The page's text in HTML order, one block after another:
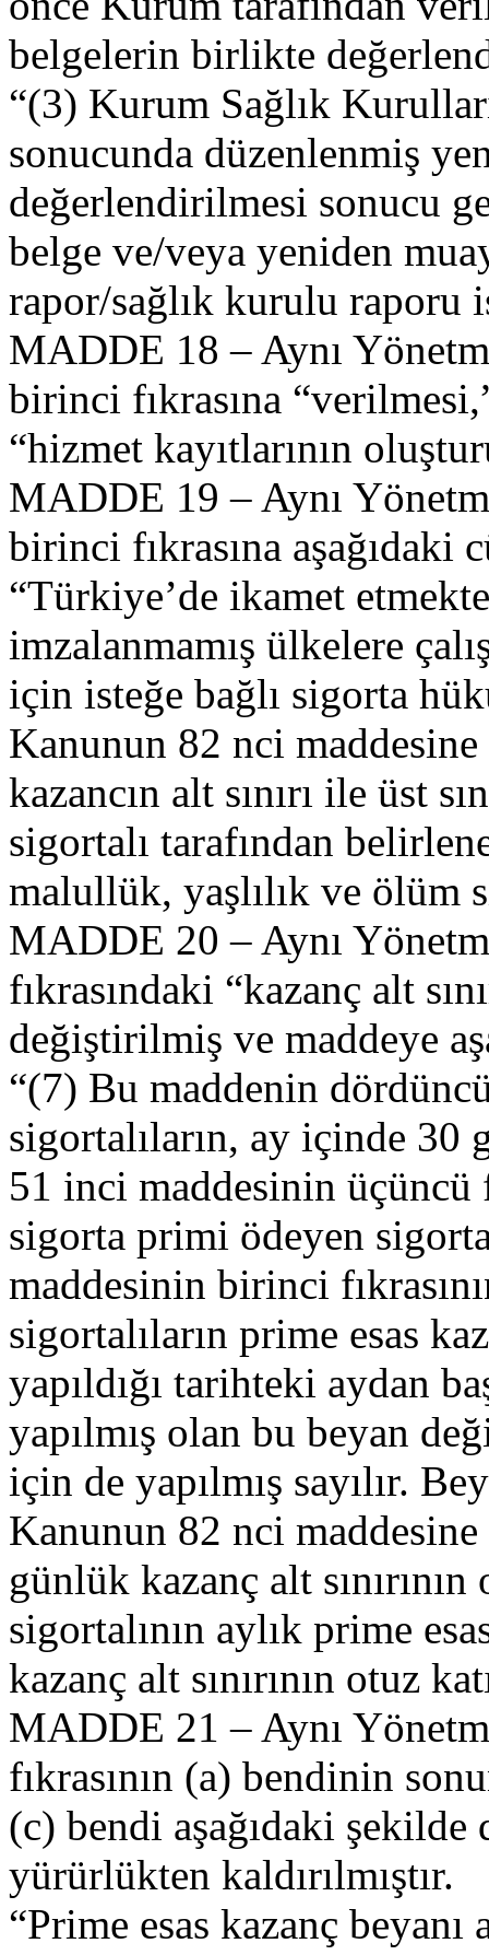
belgelerin birlikte
“(3) Kurum Sağlık
sonucunda düzenlenmiş
değerlendirilmesi sonucu
belge ve/veya yeniden
rapor/sağlık kurulu raporu
MADDE 18 – Aynı
birinci fıkrasına
“hizmet kayıtlarının
MADDE 19 – Aynı
birinci fıkrasına aşağıdaki
“Türkiye’de ikamet
imzalanmamış ülkelere
için isteğe bağlı sigorta
Kanunun 82 nci
kazancın alt sınırı ile üst
sigortalı tarafından
malullük, yaşlılık ve ölüm
MADDE 20 – Aynı
fıkrasındaki “kazanç alt
değiştirilmiş ve maddeye
“(7) Bu maddenin
sigortalıların, ay içinde 30
51 inci maddesinin üçüncü
sigorta primi ödeyen
maddesinin birinci
sigortalıların prime esas
yapıldığı tarihteki aydan
yapılmış olan bu beyan
için de yapılmış sayılır.
Kanunun 82 nci
günlük kazanç alt
sigortalının aylık prime
kazanç alt sınırının otuz
MADDE 21 – Aynı
fıkrasının (a) bendinin
(c) bendi aşağıdaki
yürürlükten kaldırılmıştır.
“Prime esas kazanç